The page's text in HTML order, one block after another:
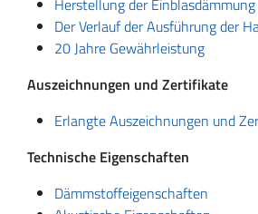
Herstellung der Einblasdämmung
Der Verlauf der Ausführung der
20 Jahre Gewährleistung
Auszeichnungen und Zertifikate
Erlangte Auszeichnungen und
Technische Eigenschaften
Dämmstoffeigenschaften